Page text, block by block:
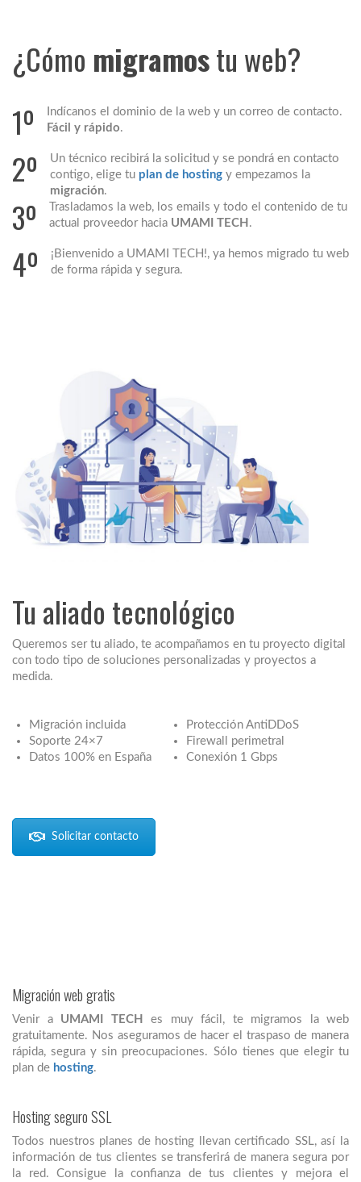
¿Cómo migramostu web?
1º
Indícanos el dominio de la web y un correo de contacto.
Fácil y rápido.
2º
Un técnico recibirá la solicitud y se pondrá en contacto
contigo, elige tu plan de hosting y empezamos la
migración.
3º
Trasladamos la web, los emails y todo el contenido de tu
actual proveedor hacia UMAMI TECH .
4º
¡Bienvenido a UMAMI TECH!, ya hemos migrado tu web
de forma rápida y segura.
Tu aliado tecnológico
Queremos ser tu aliado, te acompañamos en tu proyecto digital
con todo tipo de soluciones personalizadas y proyectos a
medida.
Migración incluida
Soporte 24×7
Datos 100% en España
Protección AntiDDoS
Firewall perimetral
Conexión 1 Gbps
Solicitar contacto
Migración web gratis
Venir a UMAMI TECH
es muy fácil, te migramos la web
gratuitamente. Nos aseguramos de hacer el traspaso de manera
rápida, segura y sin preocupaciones. Sólo tienes que elegir tu
plan de hosting.
Hosting seguro SSL
Todos nuestros planes de hosting llevan certificado SSL, así la
información de tus clientes se transferirá de manera segura por
la red. Consigue la confianza de tus clientes y mejora el